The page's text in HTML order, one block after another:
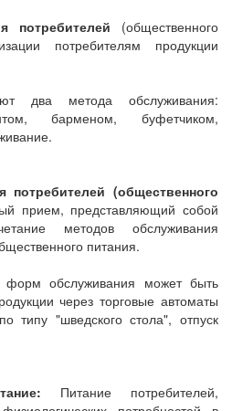
потребителей (общественного
потребителям продукции
два метода обслуживания:
барменом, буфетчиком,
(общественного
прием, представляющий собой
методов обслуживания
питания.
обслуживания может быть
через торговые автоматы
типу "шведского стола", отпуск
Питание потребителей,